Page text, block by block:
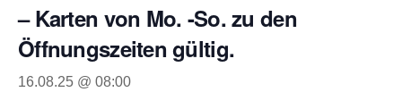
– Karten von Mo. -So. zu den
Öffnungszeiten gültig.
16.08.25 @ 08:00